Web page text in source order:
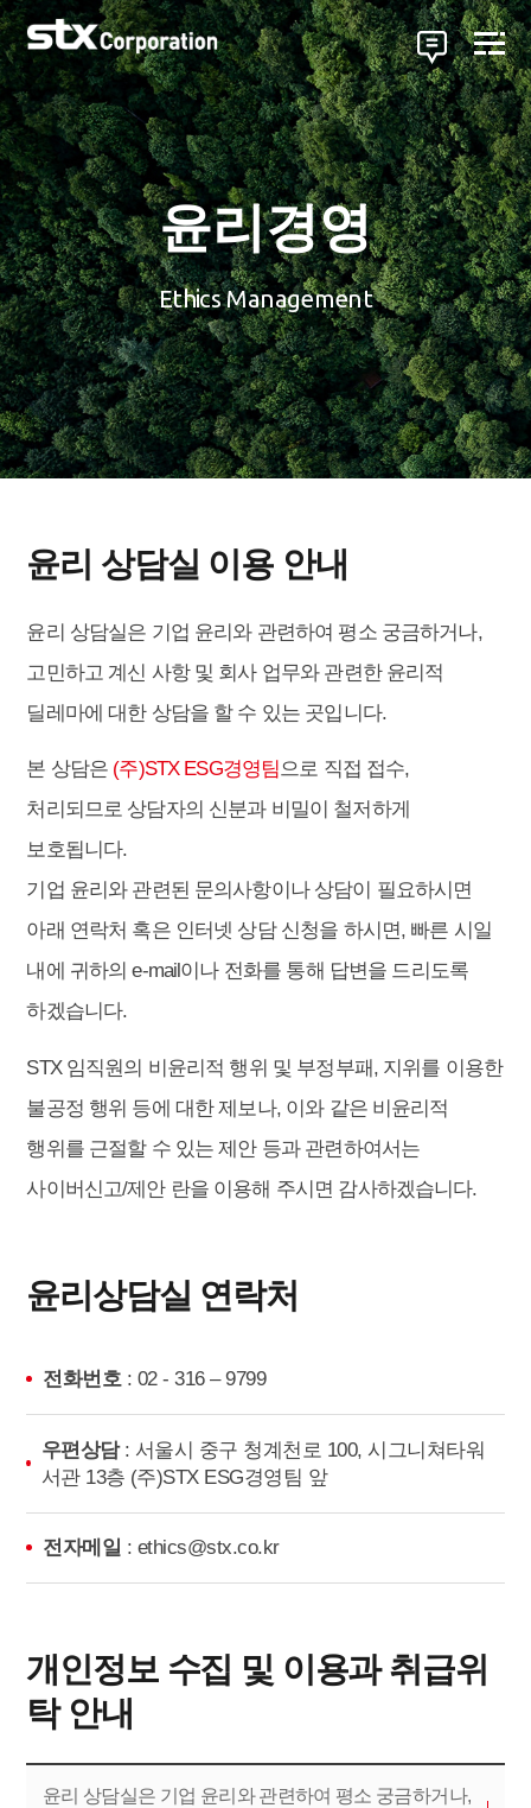
윤리경영
Ethics Management
윤리 상담실 이용 안내
윤리 상담실은 기업 윤리와 관련하여 평소 궁금하거나,
고민하고 계신 사항 및 회사 업무와 관련한 윤리적
딜레마에 대한 상담을 할 수 있는 곳입니다.
본 상담은 (주)STX ESG경영팀으로 직접 접수,
처리되므로 상담자의 신분과 비밀이 철저하게
보호됩니다.
기업 윤리와 관련된 문의사항이나 상담이 필요하시면
아래 연락처 혹은 인터넷 상담 신청을 하시면, 빠른 시일
내에 귀하의 e-mail이나 전화를 통해 답변을 드리도록
하겠습니다.
STX 임직원의 비윤리적 행위 및 부정부패, 지위를 이용한
불공정 행위 등에 대한 제보나, 이와 같은 비윤리적
행위를 근절할 수 있는 제안 등과 관련하여서는
사이버신고/제안 란을 이용해 주시면 감사하겠습니다.
윤리상담실 연락처
전화번호: 02 - 316 – 9799
우편상담: 서울시 중구 청계천로 100, 시그니쳐타워
서관 13층 (주)STX ESG경영팀 앞
전자메일 : ethics@stx.co.kr
개인정보 수집 및 이용과 취급위
탁 안내
윤리 상담실은 기업 윤리와 관련하여 평소 궁금하거나,